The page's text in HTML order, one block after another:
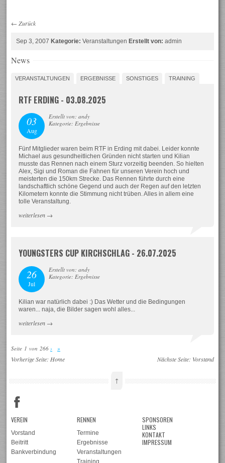
← Zurück
Sep 3, 2007Kategorie: VeranstaltungenErstellt von: admin
News
VERANSTALTUNGEN ERGEBNISSE SONSTIGES TRAINING
RTF ERDING - 03.08.2025
03
Aug
Erstellt von: andy
Kategorie: Ergebnisse
Fünf Mitglieder waren beim RTF in Erding mit dabei. Leider konnte
Michael aus gesundheitlichen Gründen nicht starten und Kilian
musste das Rennen nach einem Sturz vorzeitig beenden. So hielten
Alex, Sigi und Roman die Fahnen für unseren Verein hoch und
meisterten die 150km Strecke. Das Rennen führte durch eine
landschaftlich schöne Gegend und auch der Regen auf den letzten
Kilometern konnte die Stimmung nicht trüben. Alles in allem eine
tolle Veranstaltung.
weiterlesen →
YOUNGSTERS CUP KIRCHSCHLAG - 26.07.2025
26
Jul
Erstellt von: andy
Kategorie: Ergebnisse
Kilian war natürlich dabei :) Das Wetter und die Bedingungen
waren... naja, die Bilder sagen wohl alles...
weiterlesen →
Seite 1 von 266 › »
Vorherige Seite: Home Nächste Seite: Vorstand
↑
VEREIN
Vorstand
Beitritt
Bankverbindung
RENNEN
Termine
Ergebnisse
Veranstaltungen
Training
SPONSOREN
LINKS
KONTAKT
IMPRESSUM